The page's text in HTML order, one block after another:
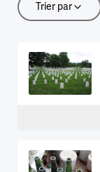
Trier par
Trier par